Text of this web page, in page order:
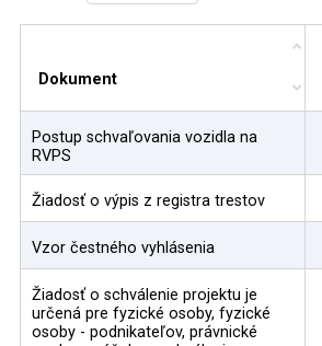
Dokument
Postup schvaľovania vozidla na
RVPS
Žiadosť o výpis z registra trestov
Vzor čestného vyhlásenia
Žiadosť o schválenie projektu je
určená pre fyzické osoby, fyzické
osoby - podnikateľov, právnické